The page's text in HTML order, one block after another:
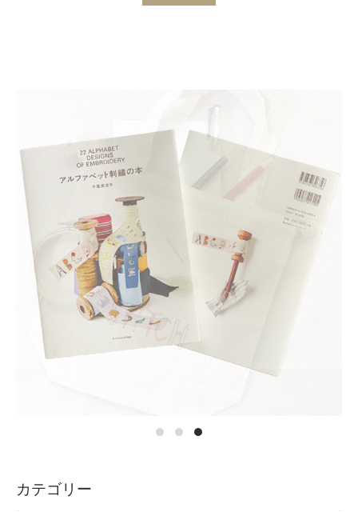
カテゴリー